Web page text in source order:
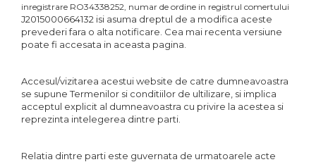
inregistrare RO34338252, numar de ordine in registrul comertului
J2015000664132 isi asuma dreptul de a modifica aceste
prevederi fara o alta notificare. Cea mai recenta versiune
poate fi accesata in aceasta pagina.
Accesul/vizitarea acestui website de catre dumneavoastra
se supune Termenilor si conditiilor de ultilizare, si implica
acceptul explicit al dumneavoastra cu privire la acestea si
reprezinta intelegerea dintre parti.
Relatia dintre parti este guvernata de urmatoarele acte